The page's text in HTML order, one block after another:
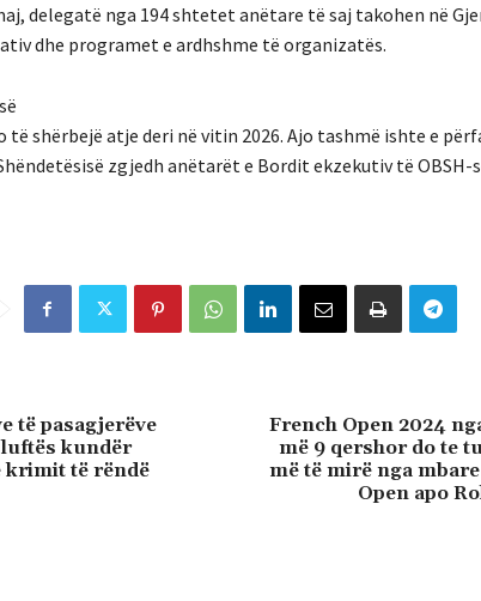
delegatë nga 194 shtetet anëtare të saj takohen në
dhe programet e ardhshme të organizatës.
të shërbejë atje deri në vitin 2026. Ajo tashmë ishte e
zgjedh anëtarët e Bordit ekzekutiv të OBSH-
të pasagjerëve
kundër
të rëndë
French Open 2024
më 9 qershor do te
më të mirë nga
Open apo